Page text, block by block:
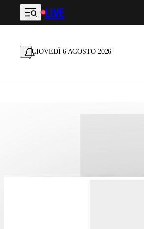
Vai al contenuto principale
LIVE
GIOVEDÌ 6 AGOSTO 2026